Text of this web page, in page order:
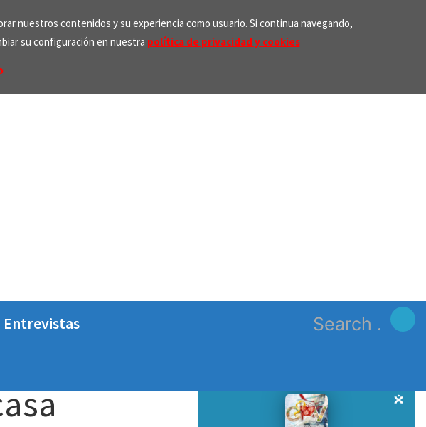
nuestros contenidos y su experiencia como usuario. Si continua navegando,
su configuración en nuestra política de privacidad y cookies
Entrevistas
Search
for: